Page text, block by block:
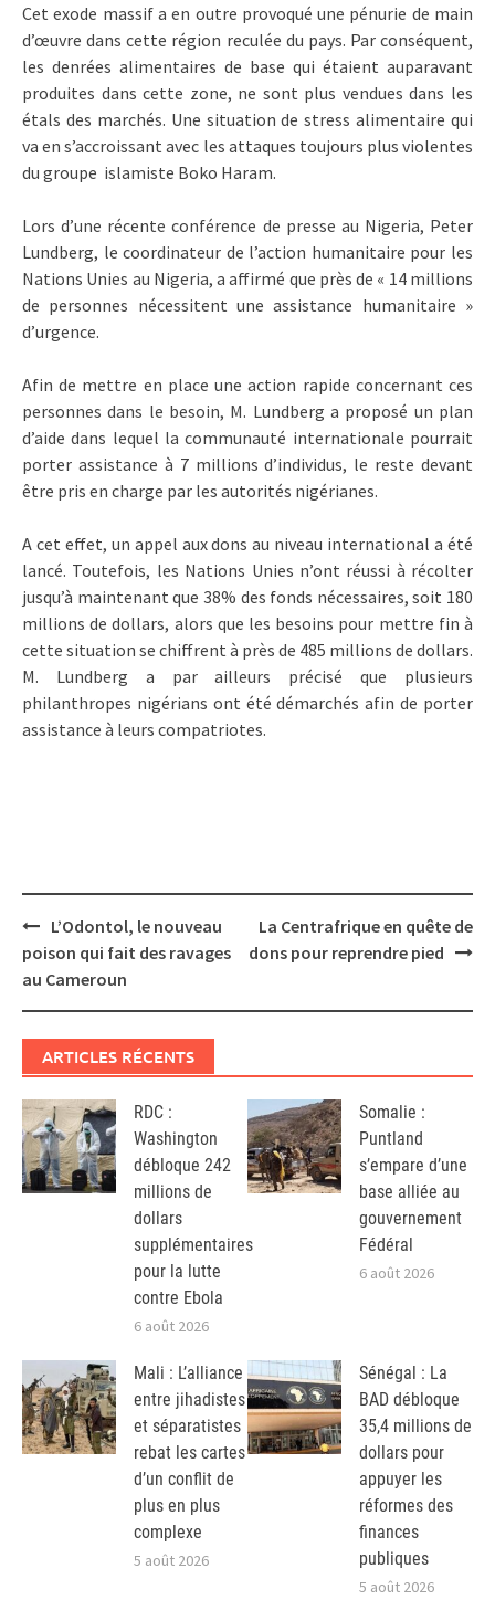
Cet exode massif a en outre provoqué une pénurie de main
d’œuvre dans cette région reculée du pays. Par conséquent,
les denrées alimentaires de base qui étaient auparavant
produites dans cette zone, ne sont plus vendues dans les
étals des marchés. Une situation de stress alimentaire qui
va en s’accroissant avec les attaques toujours plus violentes
du groupe islamiste Boko Haram.
Lors d’une récente conférence de presse au Nigeria, Peter
Lundberg, le coordinateur de l’action humanitaire pour les
Nations Unies au Nigeria, a affirmé que près de « 14 millions
de personnes nécessitent une assistance humanitaire »
d’urgence.
Afin de mettre en place une action rapide concernant ces
personnes dans le besoin, M. Lundberg a proposé un plan
d’aide dans lequel la communauté internationale pourrait
porter assistance à 7 millions d’individus, le reste devant
être pris en charge par les autorités nigérianes.
A cet effet, un appel aux dons au niveau international a été
lancé. Toutefois, les Nations Unies n’ont réussi à récolter
jusqu’à maintenant que 38% des fonds nécessaires, soit 180
millions de dollars, alors que les besoins pour mettre fin à
cette situation se chiffrent à près de 485 millions de dollars.
M. Lundberg a par ailleurs précisé que plusieurs
philanthropes nigérians ont été démarchés afin de porter
assistance à leurs compatriotes.
Post
navigation
L’Odontol, le nouveau
poison qui fait des ravages
au Cameroun
La Centrafrique en quête de
dons pour reprendre pied
ARTICLES RÉCENTS
RDC :
Washington
débloque 242
millions de
dollars
supplémentaires
pour la lutte
contre Ebola
6 août 2026
Somalie :
Puntland
s’empare d’une
base alliée au
gouvernement
Fédéral
6 août 2026
Mali : L’alliance
entre jihadistes
et séparatistes
rebat les cartes
d’un conflit de
plus en plus
complexe
5 août 2026
Sénégal : La
BAD débloque
35,4 millions de
dollars pour
appuyer les
réformes des
finances
publiques
5 août 2026